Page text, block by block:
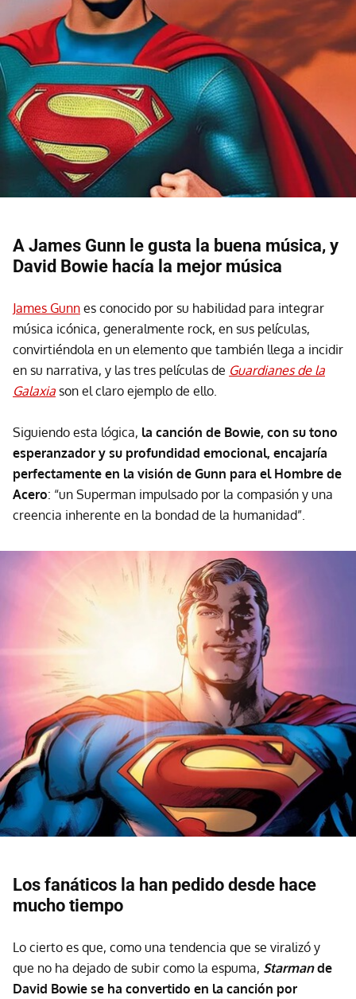
A James Gunn le gusta la buena música, y
David Bowie hacía la mejor música
James Gunn es conocido por su habilidad para integrar
música icónica, generalmente rock, en sus películas,
convirtiéndola en un elemento que también llega a incidir
en su narrativa, y las tres películas de Guardianes de la
Galaxia son el claro ejemplo de ello.
Siguiendo esta lógica, la canción de Bowie, con su tono
esperanzador y su profundidad emocional, encajaría
perfectamente en la visión de Gunn para el Hombre de
Acero: “un Superman impulsado por la compasión y una
creencia inherente en la bondad de la humanidad”.
Los fanáticos la han pedido desde hace
mucho tiempo
Lo cierto es que, como una tendencia que se viralizó y
que no ha dejado de subir como la espuma, Starmande
David Bowie se ha convertido en la canción por